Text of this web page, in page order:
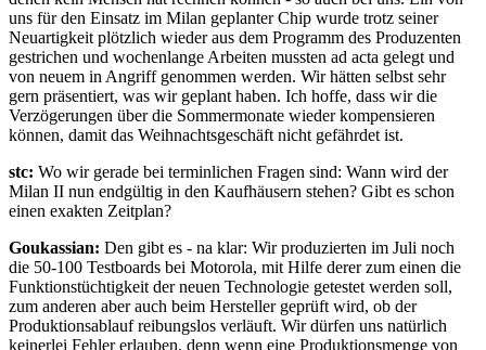
uns für den Einsatz im Milan geplanter Chip wurde trotz seiner
Neuartigkeit plötzlich wieder aus dem Programm des Produzenten
gestrichen und wochenlange Arbeiten mussten ad acta gelegt und
von neuem in Angriff genommen werden. Wir hätten selbst sehr
gern präsentiert, was wir geplant haben. Ich hoffe, dass wir die
Verzögerungen über die Sommermonate wieder kompensieren
können, damit das Weihnachtsgeschäft nicht gefährdet ist.
stc: Wo wir gerade bei terminlichen Fragen sind: Wann wird der
Milan II nun endgültig in den Kaufhäusern stehen? Gibt es schon
einen exakten Zeitplan?
Goukassian: Den gibt es - na klar: Wir produzierten im Juli noch
die 50-100 Testboards bei Motorola, mit Hilfe derer zum einen die
Funktionstüchtigkeit der neuen Technologie getestet werden soll,
zum anderen aber auch beim Hersteller geprüft wird, ob der
Produktionsablauf reibungslos verläuft. Wir dürfen uns natürlich
keinerlei Fehler erlauben, denn wenn eine Produktionsmenge von